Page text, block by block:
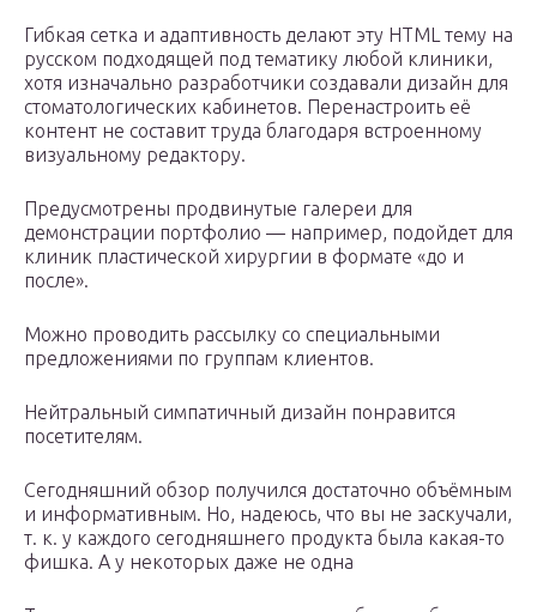
Гибкая сетка и адаптивность делают эту HTML тему на
русском подходящей под тематику любой клиники,
хотя изначально разработчики создавали дизайн для
стоматологических кабинетов. Перенастроить её
контент не составит труда благодаря встроенному
визуальному редактору.
Предусмотрены продвинутые галереи для
демонстрации портфолио — например, подойдет для
клиник пластической хирургии в формате «до и
после».
Можно проводить рассылку со специальными
предложениями по группам клиентов.
Нейтральный симпатичный дизайн понравится
посетителям.
Сегодняшний обзор получился достаточно объёмным
и информативным. Но, надеюсь, что вы не заскучали,
т. к. у каждого сегодняшнего продукта была какая-то
фишка. А у некоторых даже не одна